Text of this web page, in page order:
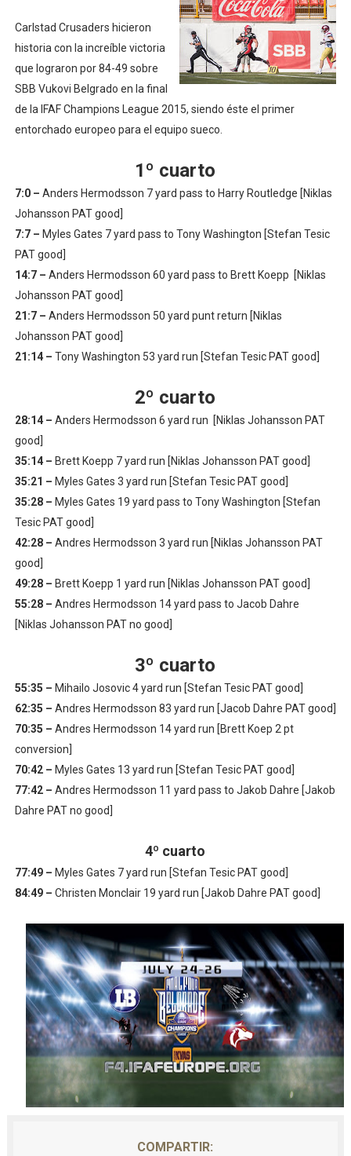
Carlstad Crusaders hicieron
historia con la increíble victoria
que lograron por 84-49 sobre
SBB Vukovi Belgrado en la final
de la IFAF Champions League 2015, siendo éste el primer
entorchado europeo para el equipo sueco.
1º cuarto
7:0 – Anders Hermodsson 7 yard pass to Harry Routledge [Niklas
Johansson PAT good]
7:7 – Myles Gates 7 yard pass to Tony Washington [Stefan Tesic
PAT good]
14:7 – Anders Hermodsson 60 yard pass to Brett Koepp [Niklas
Johansson PAT good]
21:7 – Anders Hermodsson 50 yard punt return [Niklas
Johansson PAT good]
21:14 – Tony Washington 53 yard run [Stefan Tesic PAT good]
2º cuarto
28:14 – Anders Hermodsson 6 yard run [Niklas Johansson PAT
good]
35:14 – Brett Koepp 7 yard run [Niklas Johansson PAT good]
35:21 – Myles Gates 3 yard run [Stefan Tesic PAT good]
35:28 – Myles Gates 19 yard pass to Tony Washington [Stefan
Tesic PAT good]
42:28 – Andres Hermodsson 3 yard run [Niklas Johansson PAT
good]
49:28 – Brett Koepp 1 yard run [Niklas Johansson PAT good]
55:28 – Andres Hermodsson 14 yard pass to Jacob Dahre
[Niklas Johansson PAT no good]
3º cuarto
55:35 – Mihailo Josovic 4 yard run [Stefan Tesic PAT good]
62:35 – Andres Hermodsson 83 yard run [Jacob Dahre PAT good]
70:35 – Andres Hermodsson 14 yard run [Brett Koep 2 pt
conversion]
70:42 – Myles Gates 13 yard run [Stefan Tesic PAT good]
77:42 – Andres Hermodsson 11 yard pass to Jakob Dahre [Jakob
Dahre PAT no good]
4º cuarto
77:49 – Myles Gates 7 yard run [Stefan Tesic PAT good]
84:49 – Christen Monclair 19 yard run [Jakob Dahre PAT good]
COMPARTIR: